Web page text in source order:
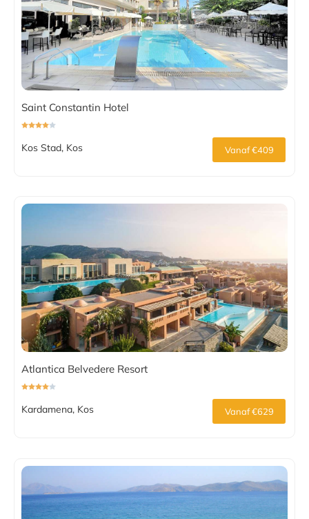
Saint Constantin Hotel
Kos Stad, Kos Vanaf €409
Atlantica Belvedere Resort
Kardamena, Kos Vanaf €629